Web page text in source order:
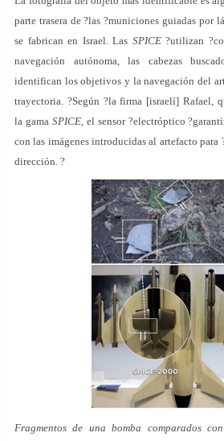
parte trasera de ?las ?municiones guiadas por
se fabrican en Israel. Las SPICE?utilizan
navegación autónoma, las cabezas
identifican los objetivos y la navegación del
trayectoria. ?Según ?la firma [israelí] Rafael,
la gama SPICE, el sensor ?electróptico
con las imágenes introducidas al artefacto
dirección. ?
Fragmentos de una bomba comparados